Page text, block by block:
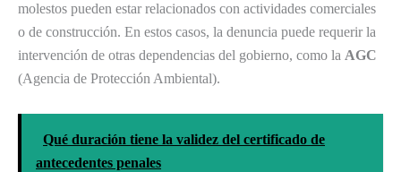
molestos pueden estar relacionados con actividades comerciales
o de construcción. En estos casos, la denuncia puede requerir la
intervención de otras dependencias del gobierno, como la AGC
(Agencia de Protección Ambiental).
Qué duración tiene la validez del certificado de
antecedentes penales